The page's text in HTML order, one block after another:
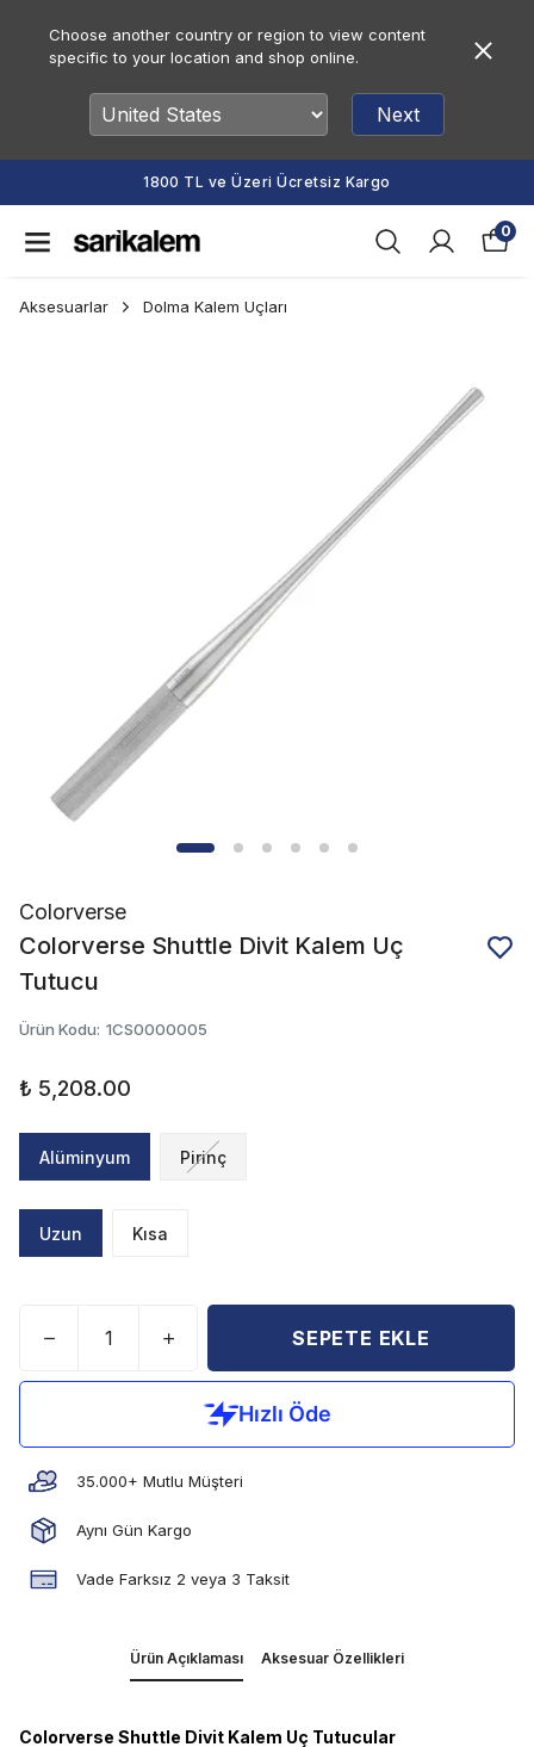
Choose another country or region to view content
specific to your location and shop online.
Next
1800 TL ve Üzeri Ücretsiz Kargo
0
Aksesuarlar Dolma Kalem Uçları
Colorverse
Colorverse Shuttle Divit Kalem Uç
Tutucu
Ürün Kodu: 1CS0000005
₺ 5,208.00
Alüminyum Pirinç
Uzun Kısa
SEPETE EKLE
35.000+ Mutlu Müşteri
Aynı Gün Kargo
Vade Farksız 2 veya 3 Taksit
Ürün Açıklaması Aksesuar Özellikleri
Colorverse Shuttle Divit Kalem Uç Tutucular